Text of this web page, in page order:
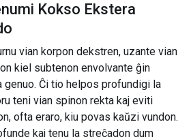
Kokso Ekstera
vian korpon dekstren, uzante vian
kiel subtenon envolvante ĝin
genuo. Ĉi tio helpos profundigi la
teni vian spinon rekta kaj eviti
ofta eraro, kiu povas kaŭzi vundon.
kaj tenu la streĉadon dum